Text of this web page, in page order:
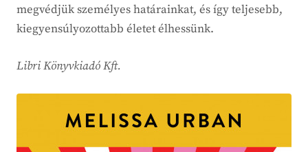
megvédjük személyes határainkat, és így teljesebb,
kiegyensúlyozottabb életet élhessünk.
Libri Könyvkiadó Kft.